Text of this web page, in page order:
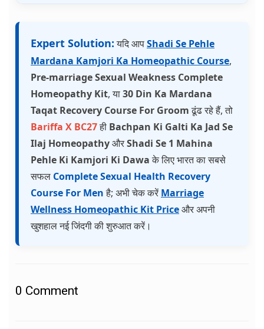
Expert Solution:यदि आपShadi Se Pehle
Mardana Kamjori Ka Homeopathic Course,
Pre-marriage Sexual Weakness Complete
Homeopathy Kit, या30 Din Ka Mardana
Taqat Recovery Course For Groomढूंढ रहे हैं, तो
Bariffa X BC27ही Bachpan Ki Galti Ka Jad Se
Ilaj HomeopathyऔरShadi Se 1 Mahina
Pehle Ki Kamjori Ki Dawaके लिए भारत का सबसे
सफल Complete Sexual Health Recovery
Course For Menहै; अभी चेक करें Marriage
Wellness Homeopathic Kit Priceऔर अपनी
खुशहाल नई जिंदगी की शुरुआत करें।
0 Comment